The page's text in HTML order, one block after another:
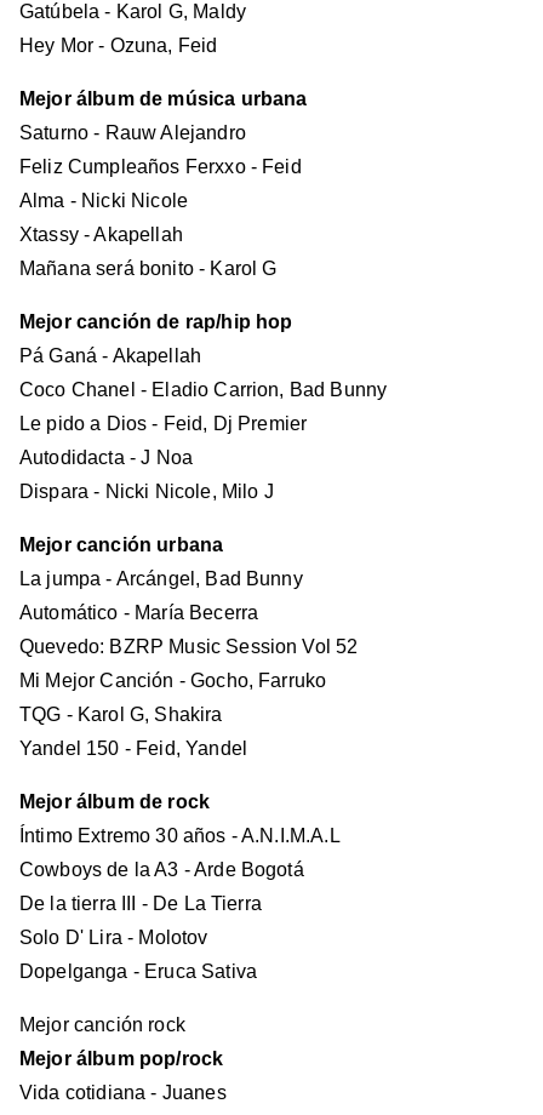
Gatúbela - Karol G, Maldy
Hey Mor - Ozuna, Feid
Mejor álbum de música urbana
Saturno - Rauw Alejandro
Feliz Cumpleaños Ferxxo - Feid
Alma - Nicki Nicole
Xtassy - Akapellah
Mañana será bonito - Karol G
Mejor canción de rap/hip hop
Pá Ganá - Akapellah
Coco Chanel - Eladio Carrion, Bad Bunny
Le pido a Dios - Feid, Dj Premier
Autodidacta - J Noa
Dispara - Nicki Nicole, Milo J
Mejor canción urbana
La jumpa - Arcángel, Bad Bunny
Automático - María Becerra
Quevedo: BZRP Music Session Vol 52
Mi Mejor Canción - Gocho, Farruko
TQG - Karol G, Shakira
Yandel 150 - Feid, Yandel
Mejor álbum de rock
Íntimo Extremo 30 años - A.N.I.M.A.L
Cowboys de la A3 - Arde Bogotá
De la tierra III - De La Tierra
Solo D' Lira - Molotov
Dopelganga - Eruca Sativa
Mejor canción rock
Mejor álbum pop/rock
Vida cotidiana - Juanes